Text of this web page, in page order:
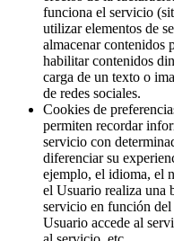
funciona el servicio
utilizar elementos de
almacenar contenidos
habilitar contenidos
carga de un texto o
de redes sociales.
Cookies de
permiten recordar
servicio con
diferenciar su
ejemplo, el idioma, el
el Usuario realiza una
servicio en función del
Usuario accede al